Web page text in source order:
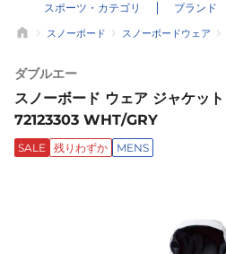
スポーツ・カテゴリ ブランド
スノーボード スノーボードウェア
ダブルエー
スノーボード ウェア ジャケッ
72123303 WHT/GRY
SALE 残りわずか MENS